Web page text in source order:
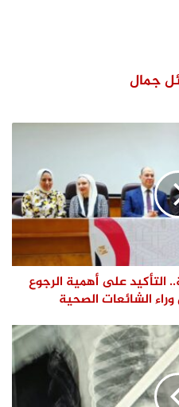
جمال
التأكيد على أهمية الرجوع
الشائعات الصحية